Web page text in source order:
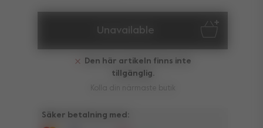
Unavailable
Den här artikeln finns inte
tillgänglig.
Säker betalning med: